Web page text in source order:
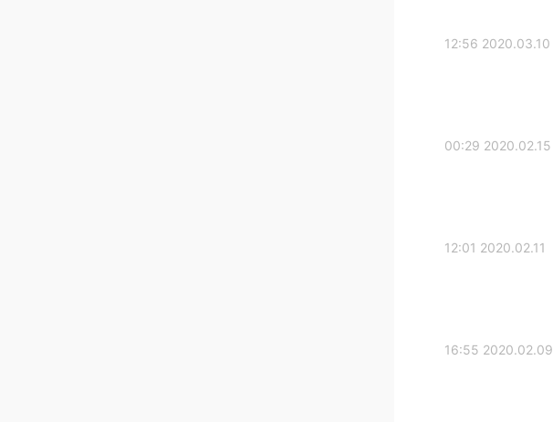
2020.03.10 12:56
2020.02.15 00:29
2020.02.11 12:01
2020.02.09 16:55